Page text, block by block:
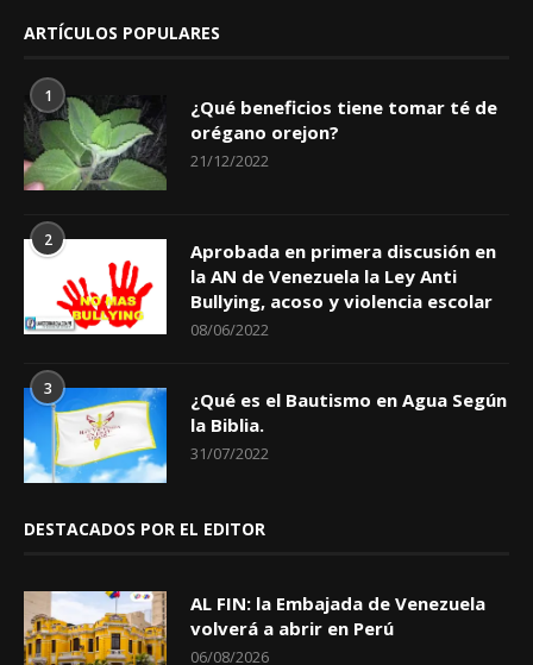
ARTÍCULOS POPULARES
1
¿Qué beneficios tiene tomar té de
orégano orejon?
21/12/2022
2
Aprobada en primera discusión en
la AN de Venezuela la Ley Anti
Bullying, acoso y violencia escolar
08/06/2022
3
¿Qué es el Bautismo en Agua Según
la Biblia.
31/07/2022
DESTACADOS POR EL EDITOR
AL FIN: la Embajada de Venezuela
volverá a abrir en Perú
06/08/2026